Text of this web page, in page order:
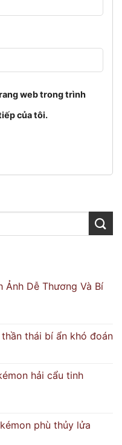
web trong trình
của tôi.
Ảnh Dễ Thương Và Bí
thái bí ẩn khó đoán
hải cẩu tinh
phù thủy lửa